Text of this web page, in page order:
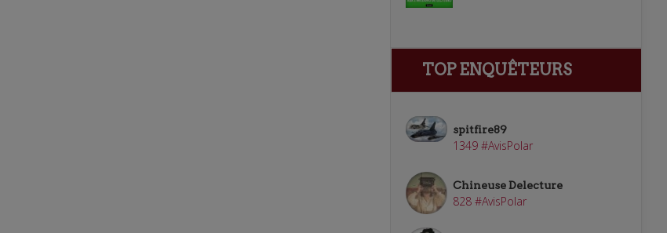
TOP ENQUÊTEURS
spitfire89
1349 #AvisPolar
Chineuse Delecture
828 #AvisPolar